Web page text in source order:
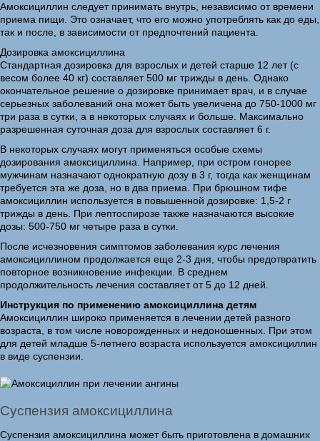
Амоксициллин следует принимать внутрь, независимо от времени
приема пищи. Это означает, что его можно употреблять как до еды,
так и после, в зависимости от предпочтений пациента.
Дозировка амоксициллина
Стандартная дозировка для взрослых и детей старше 12 лет (с
весом более 40 кг) составляет 500 мг трижды в день. Однако
окончательное решение о дозировке принимает врач, и в случае
серьезных заболеваний она может быть увеличена до 750-1000 мг
три раза в сутки, а в некоторых случаях и больше. Максимально
разрешенная суточная доза для взрослых составляет 6 г.
В некоторых случаях могут применяться особые схемы
дозирования амоксициллина. Например, при остром гонорее
мужчинам назначают однократную дозу в 3 г, тогда как женщинам
требуется эта же доза, но в два приема. При брюшном тифе
амоксициллин используется в повышенной дозировке: 1,5-2 г
трижды в день. При лептоспирозе также назначаются высокие
дозы: 500-750 мг четыре раза в сутки.
После исчезновения симптомов заболевания курс лечения
амоксициллином продолжается еще 2-3 дня, чтобы предотвратить
повторное возникновение инфекции. В среднем
продолжительность лечения составляет от 5 до 12 дней.
Инструкция по применению амоксициллина детям
Амоксициллин широко применяется в лечении детей разного
возраста, в том числе новорожденных и недоношенных. При этом
для детей младше 5-летнего возраста используется амоксициллин
в виде суспензии.
Суспензия амоксициллина
Суспензия амоксициллина может быть приготовлена в домашних